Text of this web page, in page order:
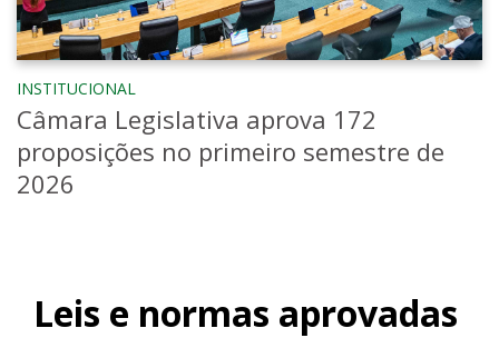
INSTITUCIONAL
Câmara Legislativa aprova 172
proposições no primeiro semestre de
2026
Leis e normas aprovadas